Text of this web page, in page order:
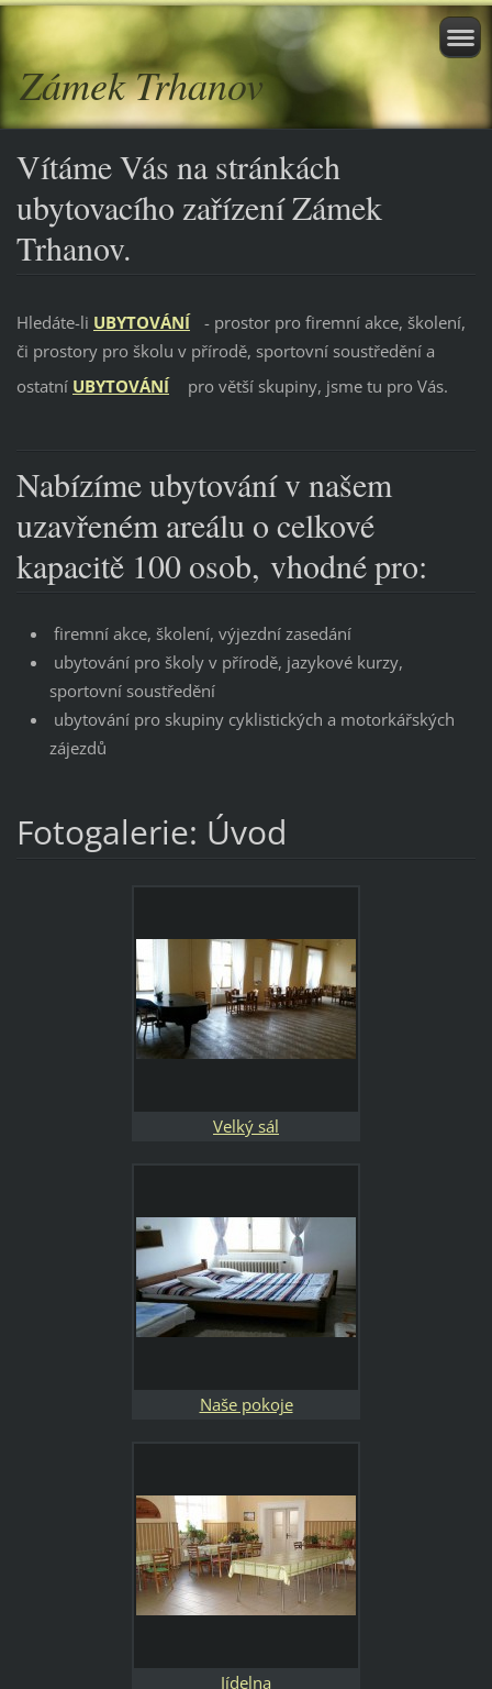
Zámek Trhanov
Vítáme Vás na stránkách
ubytovacího zařízení Zámek
Trhanov.
Hledáte-li UBYTOVÁNÍ
- prostor pro firemní akce, školení,
či prostory pro školu v přírodě, sportovní soustředění a
ostatní UBYTOVÁNÍ pro větší skupiny, jsme tu pro Vás.
Nabízíme ubytování v našem
uzavřeném areálu o celkové
kapacitě 100 osob, vhodné pro:
firemní akce, školení, výjezdní zasedání
ubytování pro školy v přírodě, jazykové kurzy,
sportovní soustředění
ubytování pro skupiny cyklistických a motorkářských
zájezdů
Fotogalerie: Úvod
Velký sál
Naše pokoje
Jídelna